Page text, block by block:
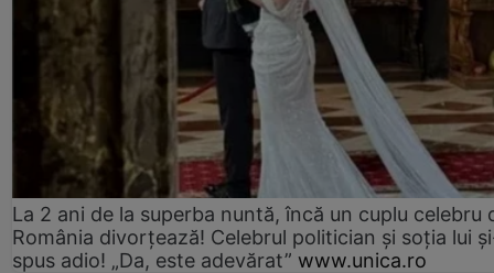
La 2 ani de la superba nuntă, încă un cuplu celebru
România divorțează! Celebrul politician și soția lui
spus adio! „Da, este adevărat” www.unica.ro